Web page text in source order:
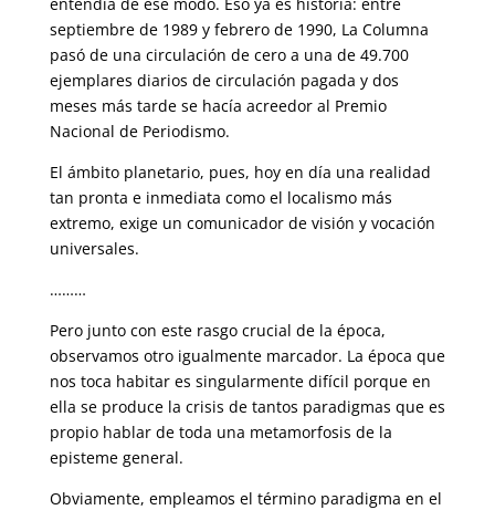
septiembre de 1989 y febrero de 1990, La Columna
pasó de una circulación de cero a una de 49.700
ejemplares diarios de circulación pagada y dos
meses más tarde se hacía acreedor al Premio
Nacional de Periodismo.
El ámbito planetario, pues, hoy en día una realidad
tan pronta e inmediata como el localismo más
extremo, exige un comunicador de visión y vocación
universales.
………
Pero junto con este rasgo crucial de la época,
observamos otro igualmente marcador. La época que
nos toca habitar es singularmente difícil porque en
ella se produce la crisis de tantos paradigmas que es
propio hablar de toda una metamorfosis de la
episteme general.
Obviamente, empleamos el término paradigma en el